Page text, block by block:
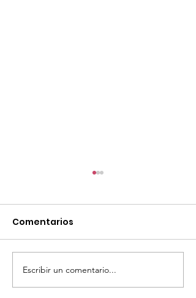
¡Acapulco y Guerrero
se Visten de Fiesta!
Comentarios
Escribir un comentario...